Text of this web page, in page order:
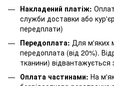
Накладений платіж:
служби доставки або
передплати)
Передоплата: Для м'яких
передоплата (від 20%).
тканини) відвантажується
Оплата частинами: На